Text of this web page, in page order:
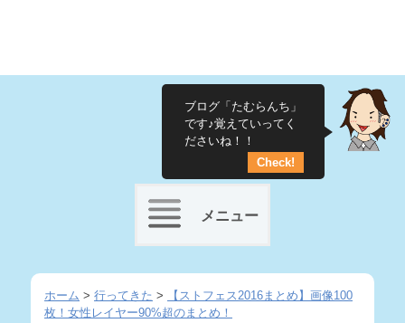
ブログ「たむらんち」
です♪覚えていってく
ださいね！！
Check!
メニュー
Skip
to
content
ホーム > 行ってきた >
【ストフェス2016まとめ】画像100
枚！女性レイヤー90%超のまとめ！